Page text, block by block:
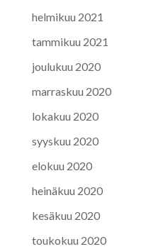
helmikuu 2021
tammikuu 2021
joulukuu 2020
marraskuu 2020
lokakuu 2020
syyskuu 2020
elokuu 2020
heinäkuu 2020
kesäkuu 2020
toukokuu 2020